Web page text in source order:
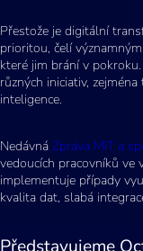
Přestože je digitální
prioritou, čelí
které jim brání v
různých iniciativ,
inteligence.
Nedávná Zpráva MIT a
vedoucích pracovníků ve
implementuje případy
kvalita dat, slabá